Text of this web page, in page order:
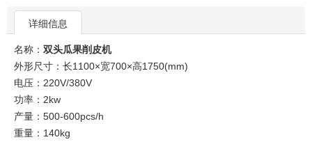
详细信息
名称： 双头瓜果削皮机
外形尺寸：长1100×宽700×高1750(mm)
电压：220V/380V
功率：2kw
产量：500-600pcs/h
重量：140kg